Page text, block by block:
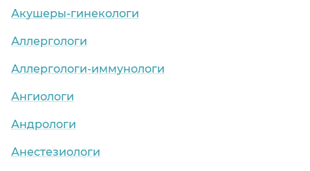
Акушеры-гинекологи
Аллергологи
Аллергологи-иммунологи
Ангиологи
Андрологи
Анестезиологи